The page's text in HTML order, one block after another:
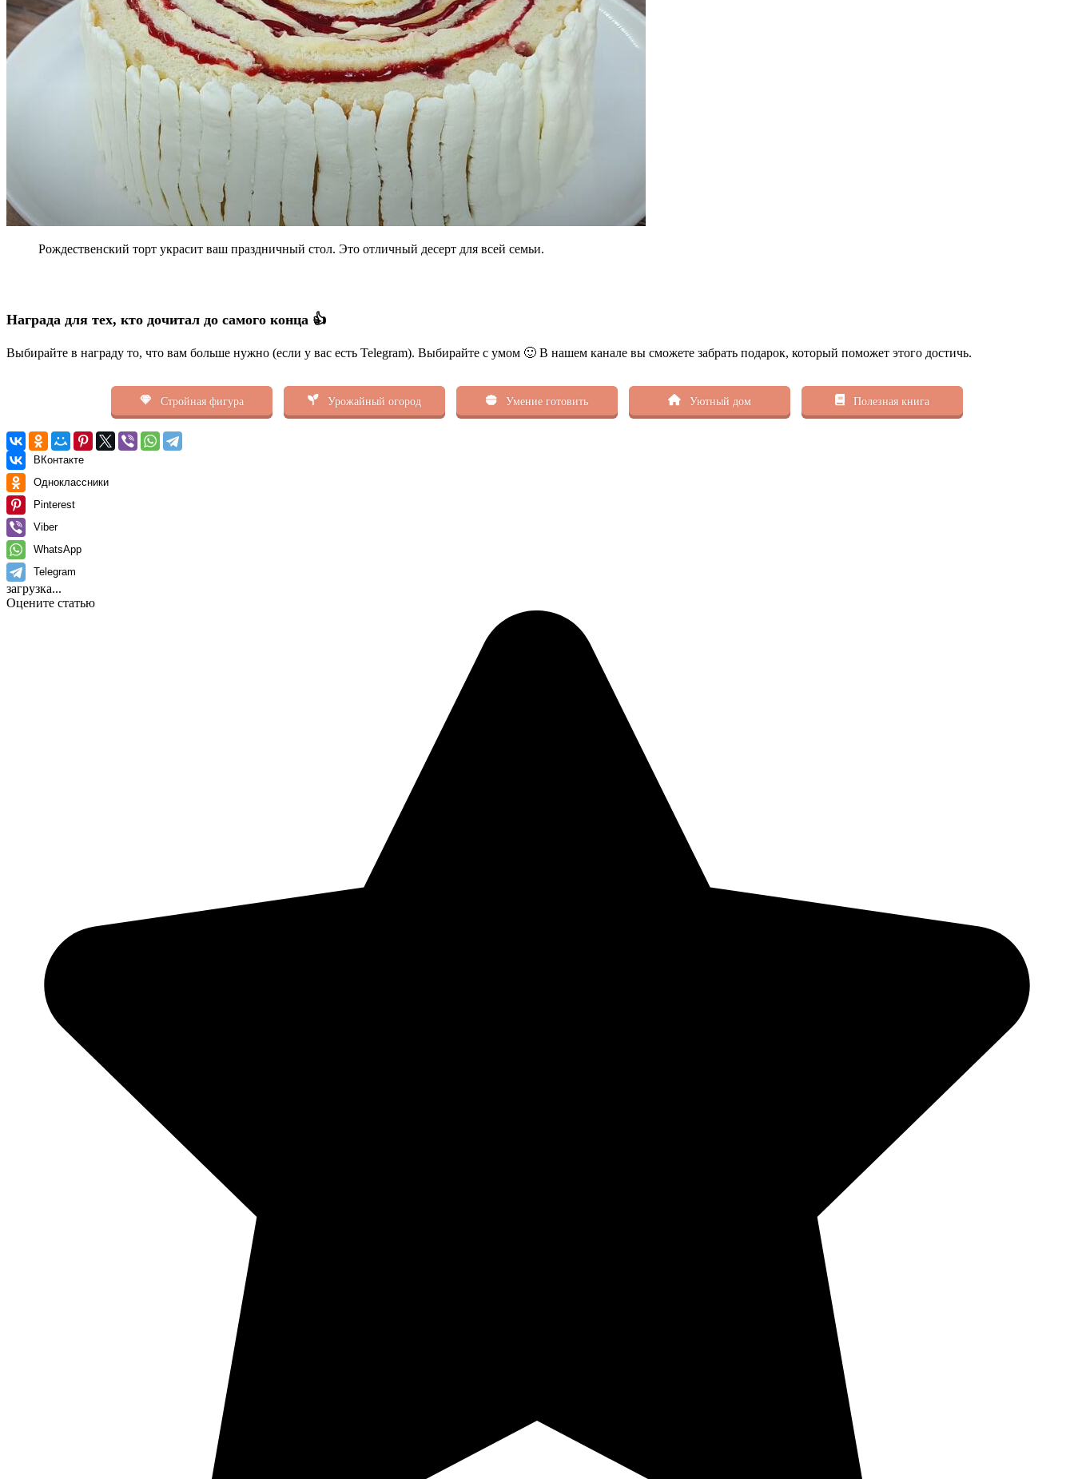
Рождественский торт украсит ваш праздничный стол. Это отличный десерт для всей семьи.
Награда для тех, кто дочитал до самого конца 👍
Выбирайте в награду то, что вам больше нужно (если у вас есть Telegram). Выбирайте с умом 🙂 В нашем канале вы сможете забрать подарок, который поможет этого достичь.
Стройная фигура Урожайный огород Умение готовить Уютный дом Полезная книга
ВКонтакте
Одноклассники
Pinterest
Viber
WhatsApp
Telegram
загрузка...
Оцените статью